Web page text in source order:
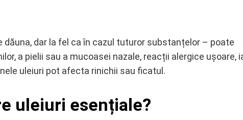
dar la fel ca în cazul tuturor substanțelor – poate
a pielii sau a mucoasei nazale, reacții alergice ușoare,
uleiuri pot afecta rinichii sau ficatul.
uleiuri esențiale?